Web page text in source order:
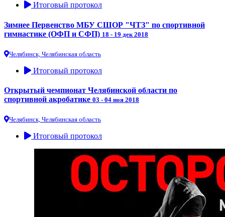
Итоговый протокол
Зимнее Первенство МБУ СШОР "ЧТЗ" по спортивной
гимнастике (ОФП и СФП) 18 - 19 дек 2018
Челябинск, Челябинская область
Итоговый протокол
Открытый чемпионат Челябинской области по
спортивной акробатике 03 - 04 ноя 2018
Челябинск, Челябинская область
Итоговый протокол